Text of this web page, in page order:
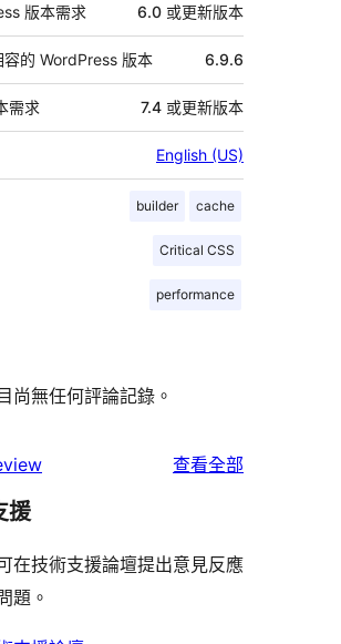
版本需求 6.0 或更新版本
容的 WordPress 版本 6.9.6
需求 7.4 或更新版本
English (US)
builder cache
Critical CSS
performance
尚無任何評論記錄。
查看全部
評
援
在技術支援論壇提出意見反應
題。